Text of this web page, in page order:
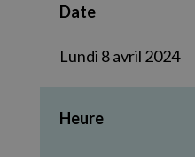
Date
Lundi 8 avril 2024
Heure